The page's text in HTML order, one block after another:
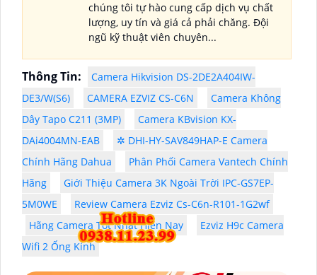
chúng tôi tự hào cung cấp dịch vụ chất
lượng, uy tín và giá cả phải chăng. Đội
ngũ kỹ thuật viên chuyên...
Thông Tin:
Camera Hikvision DS-2DE2A404IW-
DE3/W(S6)
CAMERA EZVIZ CS-C6N
Camera Không
Dây Tapo C211 (3MP)
Camera KBvision KX-
DAi4004MN-EAB
✲ DHI-HY-SAV849HAP-E Camera
Chính Hãng Dahua
Phân Phối Camera Vantech Chính
Hãng
Giới Thiệu Camera 3K Ngoài Trời IPC-GS7EP-
5M0WE
Review Camera Ezviz Cs-C6n-R101-1G2wf
Hãng Camera Tốt Nhất Hiện Nay
Ezviz H9c Camera
Wifi 2 Ống Kính